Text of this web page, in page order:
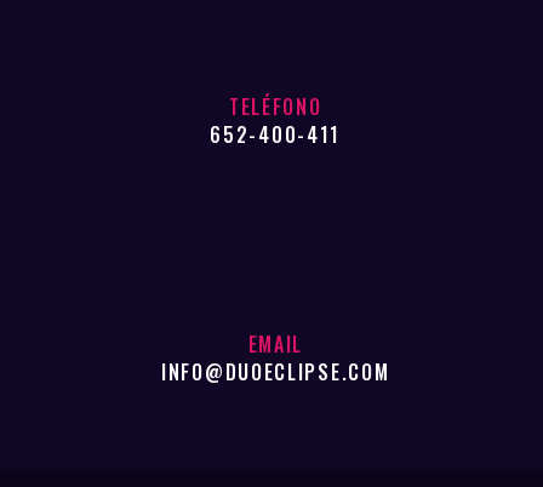
TELÉFONO
652-400-411
EMAIL
INFO@DUOECLIPSE.COM